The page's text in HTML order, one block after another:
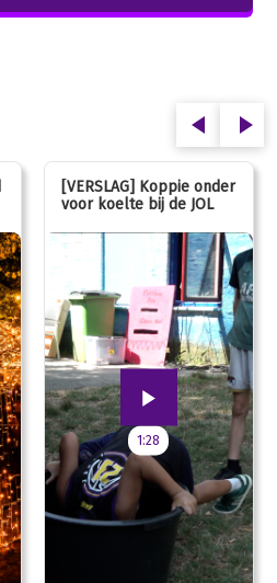
[VERSLAG] Koppie onder
voor koelte bij de JOL
1:28